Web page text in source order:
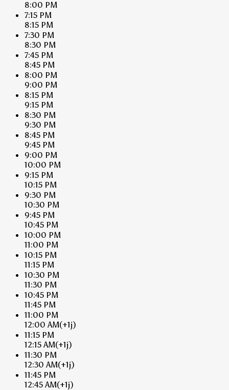
8:00 PM
7:15 PM
8:15 PM
7:30 PM
8:30 PM
7:45 PM
8:45 PM
8:00 PM
9:00 PM
8:15 PM
9:15 PM
8:30 PM
9:30 PM
8:45 PM
9:45 PM
9:00 PM
10:00 PM
9:15 PM
10:15 PM
9:30 PM
10:30 PM
9:45 PM
10:45 PM
10:00 PM
11:00 PM
10:15 PM
11:15 PM
10:30 PM
11:30 PM
10:45 PM
11:45 PM
11:00 PM
12:00 AM(+1j)
11:15 PM
12:15 AM(+1j)
11:30 PM
12:30 AM(+1j)
11:45 PM
12:45 AM(+1j)